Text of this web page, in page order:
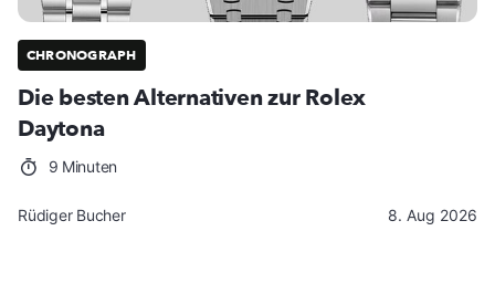
CHRONOGRAPH
Die besten Alternativen zur Rolex
Daytona
9 Minuten
Rüdiger Bucher 8. Aug 2026